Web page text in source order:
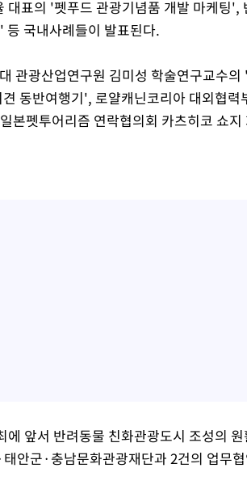
대표의 '펫푸드 관광기념품 개발 마케팅
등 국내사례들이 발표된다.
관광산업연구원 김미성 학술연구교수
동반여행기', 로얄캐닌코리아 대외협
본펫투어리즘 연락협의회 카츠히코 쇼
에 앞서 반려동물 친화관광도시 조성의
안군·충남문화관광재단과 2건의 업무